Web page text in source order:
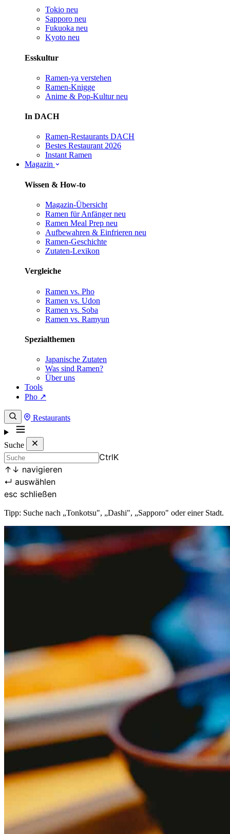
Tokio neu
Sapporo neu
Fukuoka neu
Kyoto neu
Esskultur
Ramen-ya verstehen
Ramen-Knigge
Anime & Pop-Kultur neu
In DACH
Ramen-Restaurants DACH
Bestes Restaurant 2026
Instant Ramen
Magazin
Wissen & How-to
Magazin-Übersicht
Ramen für Anfänger neu
Ramen Meal Prep neu
Aufbewahren & Einfrieren neu
Ramen-Geschichte
Zutaten-Lexikon
Vergleiche
Ramen vs. Pho
Ramen vs. Udon
Ramen vs. Soba
Ramen vs. Ramyun
Spezialthemen
Japanische Zutaten
Was sind Ramen?
Über uns
Tools
Pho ↗
Restaurants
Suche
CtrlK
↑ ↓ navigieren
↵ auswählen
esc schließen
Tipp: Suche nach „Tonkotsu", „Dashi", „Sapporo" oder einer Stadt.